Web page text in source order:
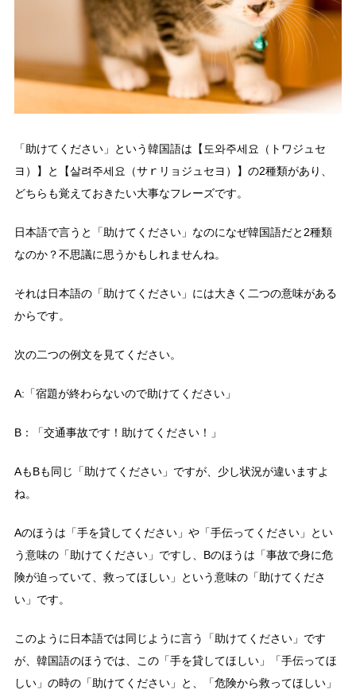
「助けてください」という韓国語は【도와주세요（トワジュセ
ヨ）】と【살려주세요（サｒリョジュセヨ）】の2種類があり、
どちらも覚えておきたい大事なフレーズです。
日本語で言うと「助けてください」なのになぜ韓国語だと2種類
なのか？不思議に思うかもしれませんね。
それは日本語の「助けてください」には大きく二つの意味がある
からです。
次の二つの例文を見てください。
A:「宿題が終わらないので助けてください」
B：「交通事故です！助けてください！」
AもBも同じ「助けてください」ですが、少し状況が違いますよ
ね。
Aのほうは「手を貸してください」や「手伝ってください」とい
う意味の「助けてください」ですし、Bのほうは「事故で身に危
険が迫っていて、救ってほしい」という意味の「助けてくださ
い」です。
このように日本語では同じように言う「助けてください」です
が、韓国語のほうでは、この「手を貸してほしい」「手伝ってほ
しい」の時の「助けてください」と、「危険から救ってほしい」